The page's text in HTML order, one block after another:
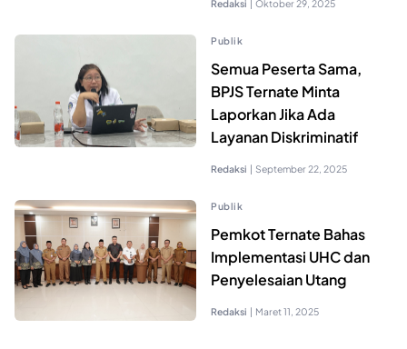
Redaksi | Oktober 29, 2025
Publik
Semua Peserta Sama,
BPJS Ternate Minta
Laporkan Jika Ada
Layanan Diskriminatif
Redaksi | September 22, 2025
Publik
Pemkot Ternate Bahas
Implementasi UHC dan
Penyelesaian Utang
Redaksi | Maret 11, 2025